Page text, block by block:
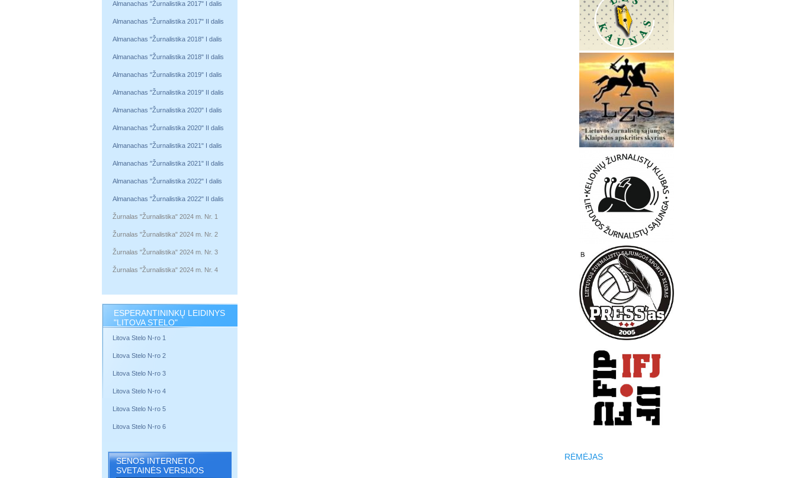
Almanachas "Žurnalistika 2017" I dalis
Almanachas "Žurnalistika 2017" II dalis
Almanachas "Žurnalistika 2018" I dalis
Almanachas "Žurnalistika 2018" II dalis
Almanachas "Žurnalistika 2019" I dalis
Almanachas "Žurnalistika 2019" II dalis
Almanachas "Žurnalistika 2020" I dalis
Almanachas "Žurnalistika 2020" II dalis
Almanachas "Žurnalistika 2021" I dalis
Almanachas "Žurnalistika 2021" II dalis
Almanachas "Žurnalistika 2022" I dalis
Almanachas "Žurnalistika 2022" II dalis
Žurnalas "Žurnalistika" 2024 m. Nr. 1
Žurnalas "Žurnalistika" 2024 m. Nr. 2
Žurnalas "Žurnalistika" 2024 m. Nr. 3
Žurnalas "Žurnalistika" 2024 m. Nr. 4
ESPERANTININKŲ LEIDINYS
"LITOVA STELO"
Litova Stelo N-ro 1
Litova Stelo N-ro 2
Litova Stelo N-ro 3
Litova Stelo N-ro 4
Litova Stelo N-ro 5
Litova Stelo N-ro 6
SENOS INTERNETO
SVETAINĖS VERSIJOS
RĖMĖJAS